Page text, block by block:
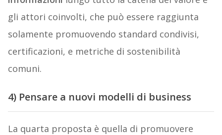
gli attori coinvolti, che può essere raggiunta
solamente promuovendo standard condivisi,
certificazioni, e metriche di sostenibilità
comuni.
4) Pensare a nuovi modelli di business
La quarta proposta è quella di promuovere